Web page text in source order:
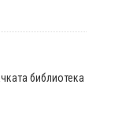
библиотека